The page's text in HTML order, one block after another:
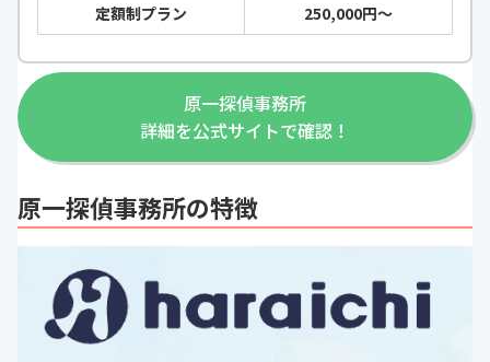
定額制プラン
250,000円〜
原一探偵事務所
詳細を公式サイトで確認！
原一探偵事務所の特徴